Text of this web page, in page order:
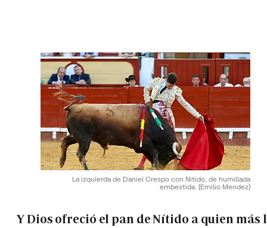
La izquierda de Daniel Crespo con Nitido, de humillada
embestida. (Emilio Mendez)
Y Dios ofreció el pan de Nítido a quien más